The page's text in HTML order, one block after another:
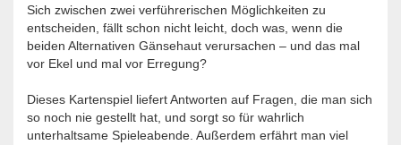
Sich zwischen zwei verführerischen Möglichkeiten zu
entscheiden, fällt schon nicht leicht, doch was, wenn die
beiden Alternativen Gänsehaut verursachen – und das mal
vor Ekel und mal vor Erregung?
Dieses Kartenspiel liefert Antworten auf Fragen, die man sich
so noch nie gestellt hat, und sorgt so für wahrlich
unterhaltsame Spieleabende. Außerdem erfährt man viel